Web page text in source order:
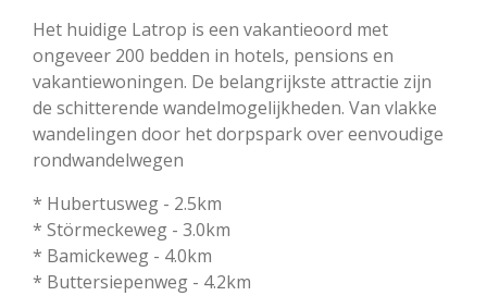
Het huidige Latrop is een vakantieoord met
ongeveer 200 bedden in hotels, pensions en
vakantiewoningen. De belangrijkste attractie zijn
de schitterende wandelmogelijkheden. Van vlakke
wandelingen door het dorpspark over eenvoudige
rondwandelwegen
* Hubertusweg - 2.5km
* Störmeckeweg - 3.0km
* Bamickeweg - 4.0km
* Buttersiepenweg - 4.2km